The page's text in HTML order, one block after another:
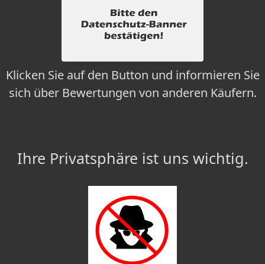
Klicken Sie auf den Button und informieren Sie
sich über Bewertungen von anderen Käufern.
Ihre Privatsphäre ist uns wichtig.